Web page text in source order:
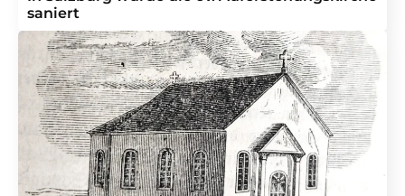
saniert